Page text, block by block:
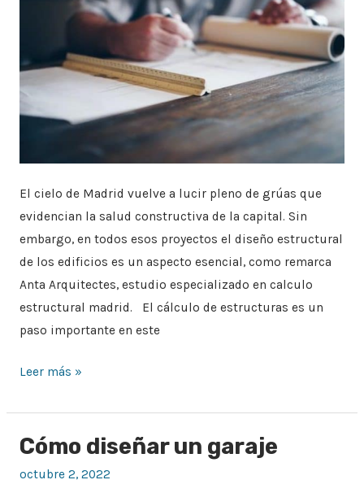
El cielo de Madrid vuelve a lucir pleno de grúas que
evidencian la salud constructiva de la capital. Sin
embargo, en todos esos proyectos el diseño estructural
de los edificios es un aspecto esencial, como remarca
Anta Arquitectes, estudio especializado en calculo
estructural madrid. El cálculo de estructuras es un
paso importante en este
edificación
Leer más »
Cómo diseñar un garaje
octubre 2, 2022
Cómo